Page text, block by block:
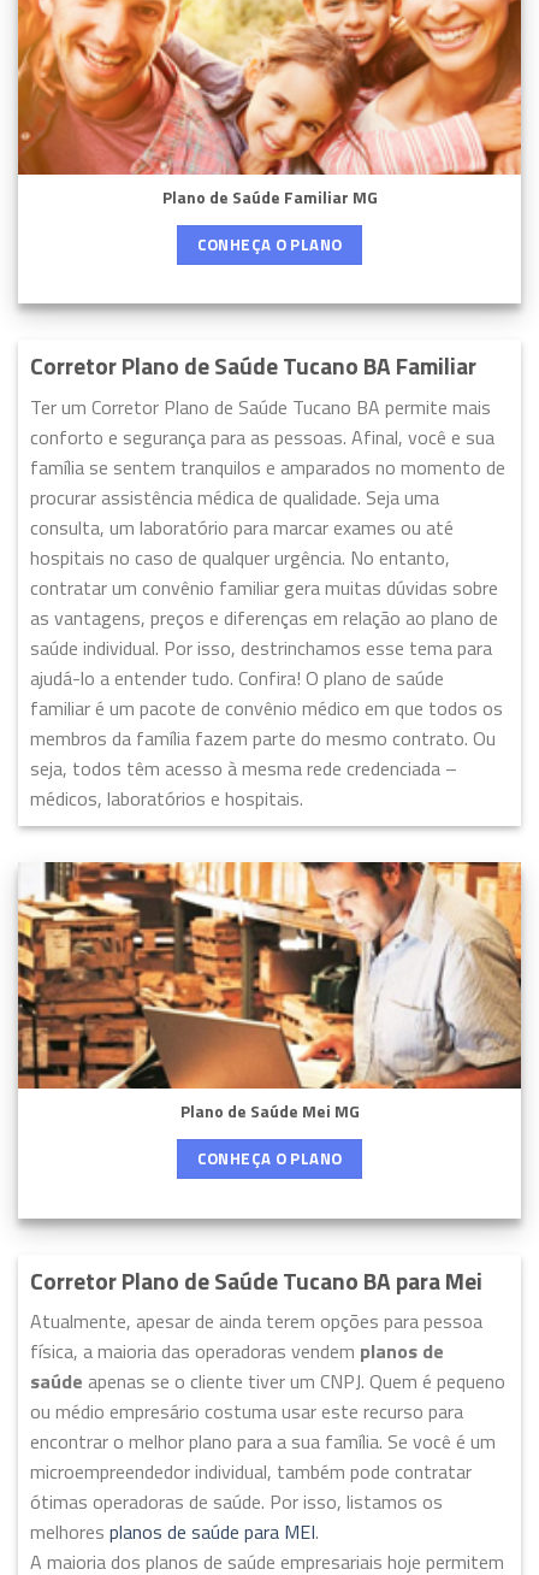
Plano de Saúde Familiar MG
CONHEÇA O PLANO
Corretor Plano de Saúde Tucano BA Familiar
Ter um Corretor Plano de Saúde Tucano BA permite mais
conforto e segurança para as pessoas. Afinal, você e sua
família se sentem tranquilos e amparados no momento de
procurar assistência médica de qualidade. Seja uma
consulta, um laboratório para marcar exames ou até
hospitais no caso de qualquer urgência. No entanto,
contratar um convênio familiar gera muitas dúvidas sobre
as vantagens, preços e diferenças em relação ao plano de
saúde individual. Por isso, destrinchamos esse tema para
ajudá-lo a entender tudo. Confira! O plano de saúde
familiar é um pacote de convênio médico em que todos os
membros da família fazem parte do mesmo contrato. Ou
seja, todos têm acesso à mesma rede credenciada –
médicos, laboratórios e hospitais.
Plano de Saúde Mei MG
CONHEÇA O PLANO
Corretor Plano de Saúde Tucano BA para Mei
Atualmente, apesar de ainda terem opções para pessoa
física, a maioria das operadoras vendem planos de
saúde apenas se o cliente tiver um CNPJ. Quem é pequeno
ou médio empresário costuma usar este recurso para
encontrar o melhor plano para a sua família. Se você é um
microempreendedor individual, também pode contratar
ótimas operadoras de saúde. Por isso, listamos os
melhores planos de saúde para MEI.
A maioria dos planos de saúde empresariais hoje permitem